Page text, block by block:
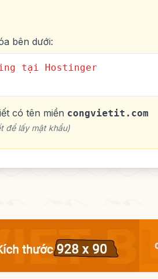
bên dưới:
tại Hostinger
có tên miền congvietit.com
để lấy mật khẩu)